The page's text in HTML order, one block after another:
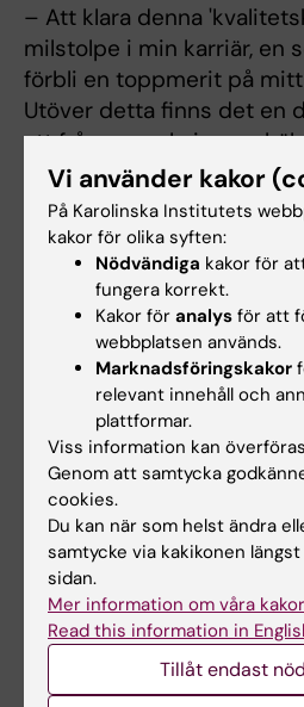
– Att klara denna
milstolpe i min karriär, en
förbli en toppmerit på
Utöver detta finns det en
att frågan om kvinnors
förändrad miljö är värd
forskningspassion ligger i
fertilitet hos kvinnor, ett
förbisetts och
är det lättaste att få
– Att övertyga granskarna
och brådskan av detta
omedelbara åtgärder, är
prestation. Nu har jag
meningsfull skillnad och
förverkliga de svenska
visionerna om en
Vad förväntar du dig att
efter projektets fem år?
– Jag förväntar mig att ha
Vi använder kakor
På Karolinska Institutets
kakor för olika syften:
Nödvändiga kakor för
fungera korrekt.
Kakor för analys för att
webbplatsen används.
Marknadsföringskakor
relevant innehåll och
plattformar.
Viss information kan
Genom att samtycka
cookies.
Du kan när som helst ändra
samtycke via kakikonen
sidan.
Mer information om våra kakor
Read this information in
Tillåt endast